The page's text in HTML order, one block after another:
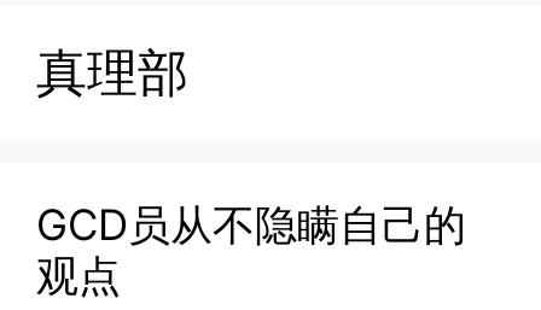
真理部
GCD员从不隐瞒自己的
观点